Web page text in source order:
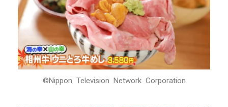
©Nippon Television Network Corporation